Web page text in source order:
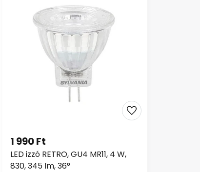
LED izzó RETRO, GU4 MR11, 4 W,
830, 345 lm, 36°
1 990 Ft